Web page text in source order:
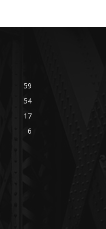
59
54
17
6